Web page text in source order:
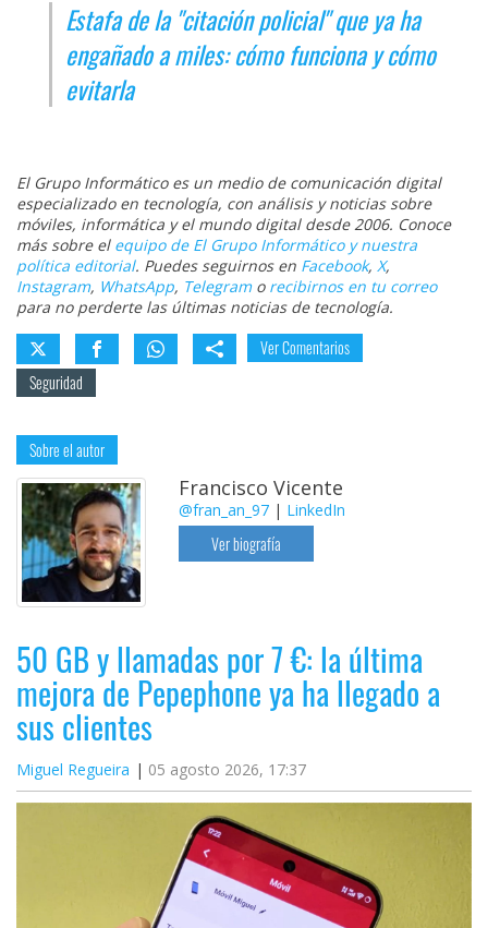
Estafa de la "citación policial" que ya ha
engañado a miles: cómo funciona y cómo
evitarla
El Grupo Informático es un medio de comunicación digital
especializado en tecnología, con análisis y noticias sobre
móviles, informática y el mundo digital desde 2006. Conoce
más sobre el equipo de El Grupo Informático y nuestra
política editorial. Puedes seguirnos en Facebook, X,
Instagram, WhatsApp, Telegramo recibirnos en tu correo
para no perderte las últimas noticias de tecnología.
Ver Comentarios
Seguridad
Sobre el autor
Francisco Vicente
@fran_an_97 | LinkedIn
Ver biografía
50 GB y llamadas por 7 €: la última
mejora de Pepephone ya ha llegado a
sus clientes
Miguel Regueira 05 agosto 2026, 17:37